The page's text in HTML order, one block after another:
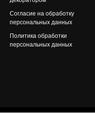
Согласие на обработку
персональных данных
Политика обработки
персональных данных